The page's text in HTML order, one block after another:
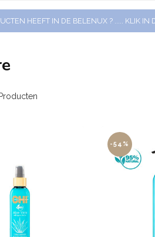
HEEFT IN DE BELENUX ? ..... KLIK
-54%